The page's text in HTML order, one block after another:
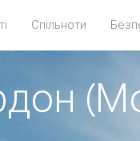
Спільноти